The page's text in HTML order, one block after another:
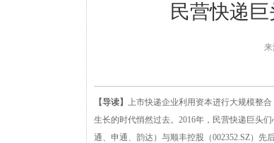
民营快递
来
【导读】 上市快递企业利用资本进行大规模整
生长的时代悄然过去。2016年，民营快递巨头
通、申通、韵达）与顺丰控股（002352.SZ）先